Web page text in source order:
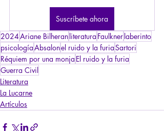
Suscríbete ahora
2024Ariane Bilheranliteratura Faulknerlaberinto
psicologíaAbsalonel ruido y la furiaSartori
Réquiem por una monja El ruido y la furia
Guerra Civil
Literatura
La Lucarne
Artículos